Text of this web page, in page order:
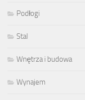
Podłogi
Stal
Wnętrza i budowa
Wynajem